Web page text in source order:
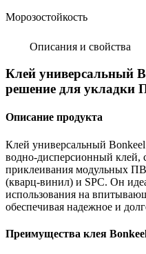
Морозостойкость
Описания и свойства
Клей универсальный
решение для укладки
Описание продукта
Клей универсальный
водно-дисперсионный клей,
приклеивания модульных
(кварц-винил) и SPC. Он
использования на
обеспечивая надежное и
Преимущества клея